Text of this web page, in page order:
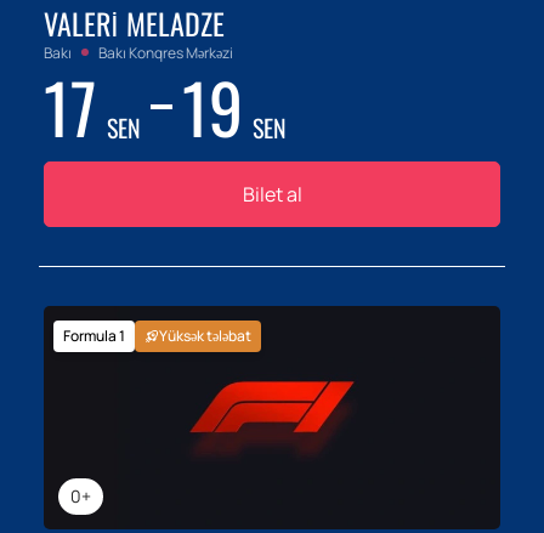
VALERI MELADZE
Bakı Bakı Konqres Mərkəzi
17 SEN 19 SEN
Bilet al
0+
Formula 1 Yüksək tələbat